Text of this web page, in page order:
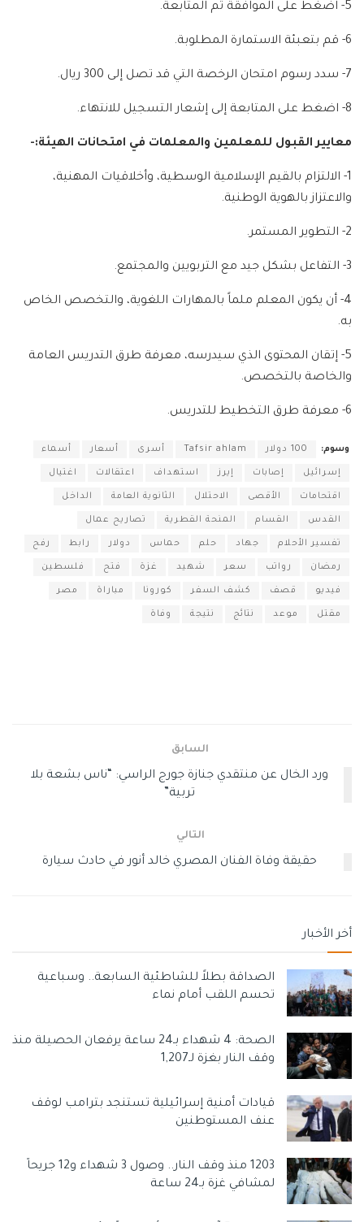
5- اضغط على الموافقة ثم المتابعة.
6- قم بتعبئة الاستمارة المطلوبة.
7- سدد رسوم امتحان الرخصة التي قد تصل إلى 300 ريال.
8- اضغط على المتابعة إلى إشعار التسجيل للانتهاء.
معايير القبول للمعلمين والمعلمات في امتحانات الهيئة:-
1- الالتزام بالقيم الإسلامية الوسطية، وأخلاقيات المهنية،
والاعتزاز بالهوية الوطنية.
2- التطوير المستمر.
3- التفاعل بشكل جيد مع التربويين والمجتمع.
4- أن يكون المعلم ملماً بالمهارات اللغوية، والتخصص الخاص
به.
5- إتقان المحتوى الذي سيدرسه، معرفة طرق التدريس العامة
والخاصة بالتخصص.
6- معرفة طرق التخطيط للتدريس.
وسوم: 100 دولار Tafsir ahlam أسرى أسعار أسماء
إسرائيل إصابات إيرز استهداف اعتقالات اغتيال
اقتحامات الأقصى الاحتلال الثانوية العامة الداخل
القدس القسام المنحة القطرية تصاريح عمال
تفسير الأحلام جهاد حلم حماس دولار رابط رفح
رمضان رواتب سعر شهيد غزة فتح فلسطين
فيديو قصف كشف السفر كورونا مباراة مصر
مقتل موعد نتائج نتيجة وفاة
السابق
ورد الخال عن منتقدي جنازة جورج الراسي: “ناس بشعة بلا
تربية”
التالي
حقيقة وفاة الفنان المصري خالد أنور في حادث سيارة
أخر الأخبار
الصداقة بطلاً للشاطئية السابعة.. وسباعية
تحسم اللقب أمام نماء
الصحة: 4 شهداء بـ24 ساعة يرفعان الحصيلة منذ
وقف النار بغزة لـ1,207
قيادات أمنية إسرائيلية تستنجد بترامب لوقف
عنف المستوطنين
1203 منذ وقف النار.. وصول 3 شهداء و12 جريحاً
لمشافي غزة بـ24 ساعة